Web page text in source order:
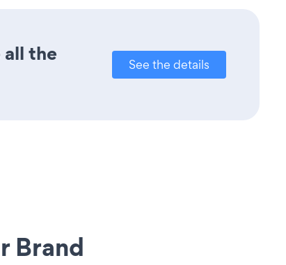
all the
See the details
Brand